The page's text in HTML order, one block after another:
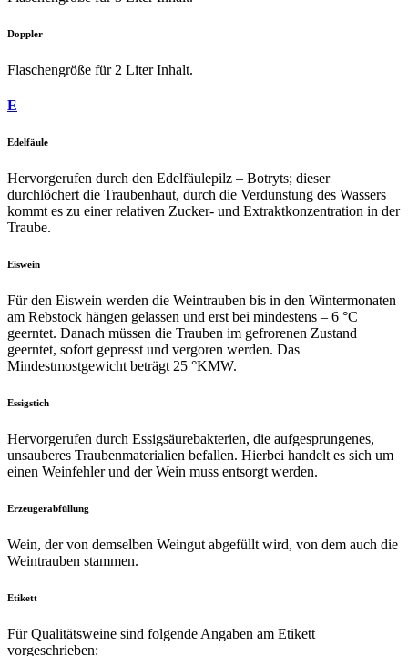
Doppler
Flaschengröße für 2 Liter Inhalt.
E
Edelfäule
Hervorgerufen durch den Edelfäulepilz – Botryts; dieser
durchlöchert die Traubenhaut, durch die Verdunstung des Wassers
kommt es zu einer relativen Zucker- und Extraktkonzentration in der
Traube.
Eiswein
Für den Eiswein werden die Weintrauben bis in den Wintermonaten
am Rebstock hängen gelassen und erst bei mindestens – 6 °C
geerntet. Danach müssen die Trauben im gefrorenen Zustand
geerntet, sofort gepresst und vergoren werden. Das
Mindestmostgewicht beträgt 25 °KMW.
Essigstich
Hervorgerufen durch Essigsäurebakterien, die aufgesprungenes,
unsauberes Traubenmaterialien befallen. Hierbei handelt es sich um
einen Weinfehler und der Wein muss entsorgt werden.
Erzeugerabfüllung
Wein, der von demselben Weingut abgefüllt wird, von dem auch die
Weintrauben stammen.
Etikett
Für Qualitätsweine sind folgende Angaben am Etikett
vorgeschrieben: